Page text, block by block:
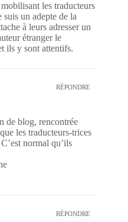
les traducteurs
un adepte de la
à leurs adresser un
étranger le
ils y sont attentifs.
RÉPONDRE
de blog, rencontrée
les traducteurs-trices
normal qu’ils
RÉPONDRE